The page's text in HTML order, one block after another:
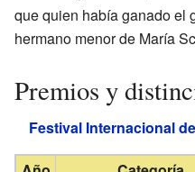
que quien había ganado el
hermano menor de María
Premios y
Festival Internacional